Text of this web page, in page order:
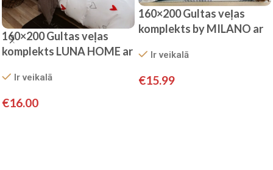
160×200 Gultas veļas
komplekts LUNA HOME ar
SATĪNS
Ir veikalā
€16.00
160×200 Gultas veļas
komplekts by MILANO ar
SATĪNS
Ir veikalā
€15.99